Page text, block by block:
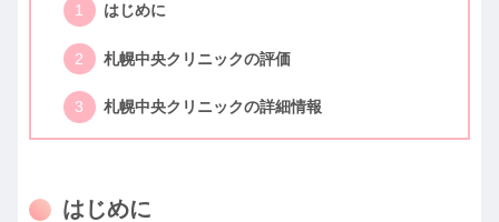
はじめに
札幌中央クリニックの評価
札幌中央クリニックの詳細情報
はじめに